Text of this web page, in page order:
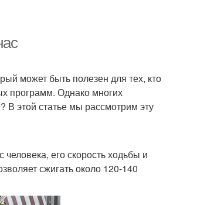
может быть полезен для тех, кто
программ. Однако многих
В этой статье мы рассмотрим эту
его скорость ходьбы и
сжигать около 120-140